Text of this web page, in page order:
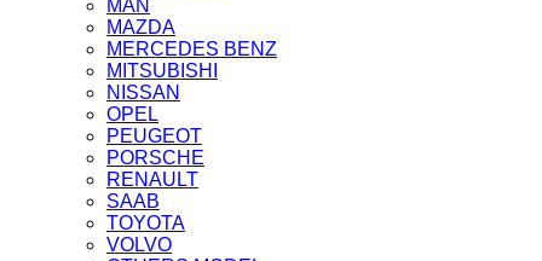
MAN
MAZDA
MERCEDES BENZ
MITSUBISHI
NISSAN
OPEL
PEUGEOT
PORSCHE
RENAULT
SAAB
TOYOTA
VOLVO